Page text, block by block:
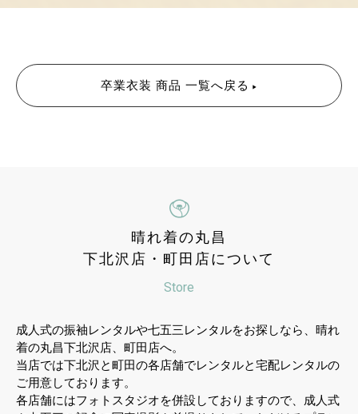
卒業衣装 商品 一覧へ戻る
晴れ着の丸昌
下北沢店・町田店について
Store
成人式の振袖レンタルや七五三レンタルをお探しなら、晴れ
着の丸昌下北沢店、町田店へ。
当店では下北沢と町田の各店舗でレンタルと宅配レンタルの
ご用意しております。
各店舗にはフォトスタジオを併設しておりますので、成人式